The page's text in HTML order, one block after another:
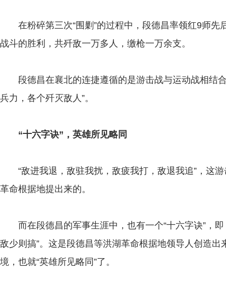
在粉碎第三次“围剿”的过程中，段德昌率领红9师先
战斗的胜利，共歼敌一万多人，缴枪一万余支。
段德昌在襄北的连捷遵循的是游击战与运动战相结合
兵力，各个歼灭敌人”。
“十六字诀”，英雄所见略同
“敌进我退，敌驻我扰，敌疲我打，敌退我追”，这游
革命根据地提出来的。
而在段德昌的军事生涯中，也有一个“十六字诀”，即
敌少则搞”。这是段德昌等洪湖革命根据地领导人创造
境，也就“英雄所见略同”了。